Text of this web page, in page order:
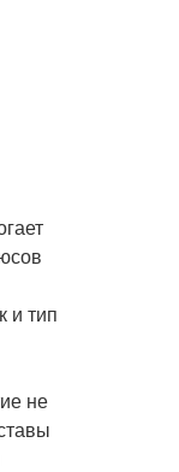
и тип
не